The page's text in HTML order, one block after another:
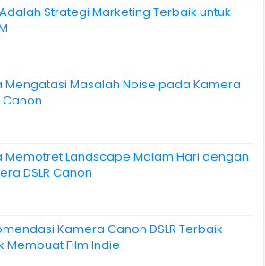
Adalah Strategi Marketing Terbaik untuk
Mengatasi Masalah Noise pada Kamera
Canon
Memotret Landscape Malam Hari dengan
DSLR Canon
Kamera Canon DSLR Terbaik
Membuat Film Indie